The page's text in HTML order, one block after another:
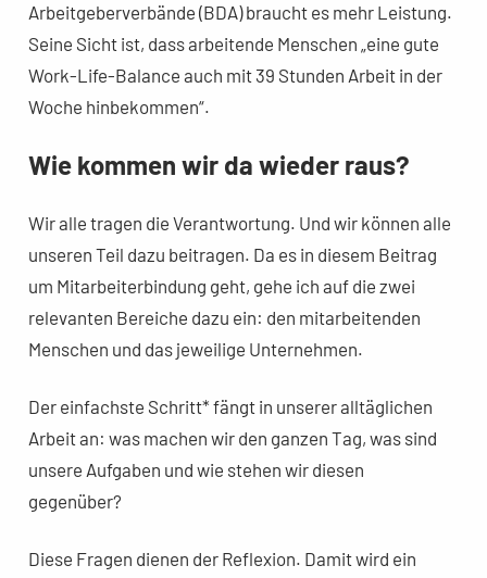
Arbeitgeberverbände (BDA) braucht es mehr Leistung.
Seine Sicht ist, dass arbeitende Menschen „eine gute
Work-Life-Balance auch mit 39 Stunden Arbeit in der
Woche hinbekommen“.
Wie kommen wir da wieder raus?
Wir alle tragen die Verantwortung. Und wir können alle
unseren Teil dazu beitragen. Da es in diesem Beitrag
um Mitarbeiterbindung geht, gehe ich auf die zwei
relevanten Bereiche dazu ein: den mitarbeitenden
Menschen und das jeweilige Unternehmen.
Der einfachste Schritt* fängt in unserer alltäglichen
Arbeit an: was machen wir den ganzen Tag, was sind
unsere Aufgaben und wie stehen wir diesen
gegenüber?
Diese Fragen dienen der Reflexion. Damit wird ein